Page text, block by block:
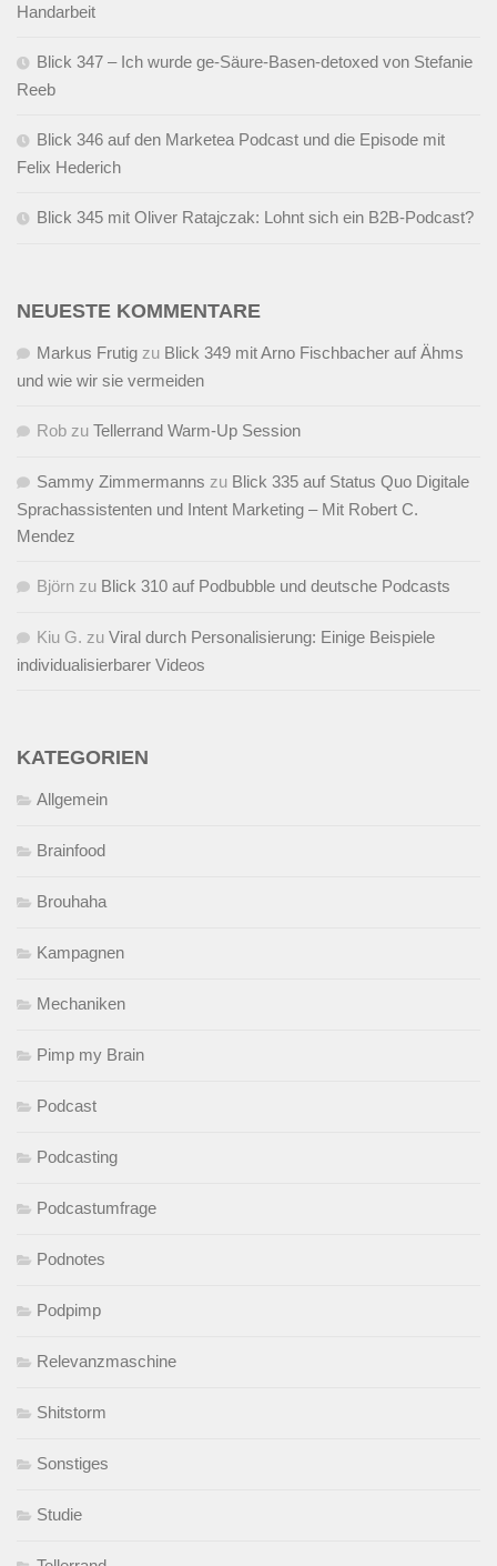
Handarbeit
Blick 347 – Ich wurde ge-Säure-Basen-detoxed von Stefanie
Reeb
Blick 346 auf den Marketea Podcast und die Episode mit
Felix Hederich
Blick 345 mit Oliver Ratajczak: Lohnt sich ein B2B-Podcast?
NEUESTE KOMMENTARE
Markus Frutig zu Blick 349 mit Arno Fischbacher auf Ähms
und wie wir sie vermeiden
Rob zu Tellerrand Warm-Up Session
Sammy Zimmermanns zu Blick 335 auf Status Quo Digitale
Sprachassistenten und Intent Marketing – Mit Robert C.
Mendez
Björn zu Blick 310 auf Podbubble und deutsche Podcasts
Kiu G. zu Viral durch Personalisierung: Einige Beispiele
individualisierbarer Videos
KATEGORIEN
Allgemein
Brainfood
Brouhaha
Kampagnen
Mechaniken
Pimp my Brain
Podcast
Podcasting
Podcastumfrage
Podnotes
Podpimp
Relevanzmaschine
Shitstorm
Sonstiges
Studie